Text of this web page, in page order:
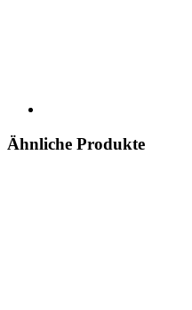
Ähnliche Produkte